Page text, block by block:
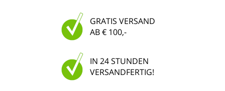
GRATIS VERSAND
AB € 100,-
IN 24 STUNDEN
VERSANDFERTIG!